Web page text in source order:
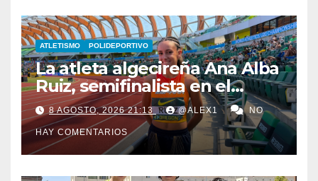
ATLETISMO POLIDEPORTIVO
La atleta algecireña Ana Alba
Ruiz, semifinalista en el
Mundial Sub-20 con el relevo
4×400 femenino
8 AGOSTO, 2026 21:13 @ALEX1 NO
HAY COMENTARIOS